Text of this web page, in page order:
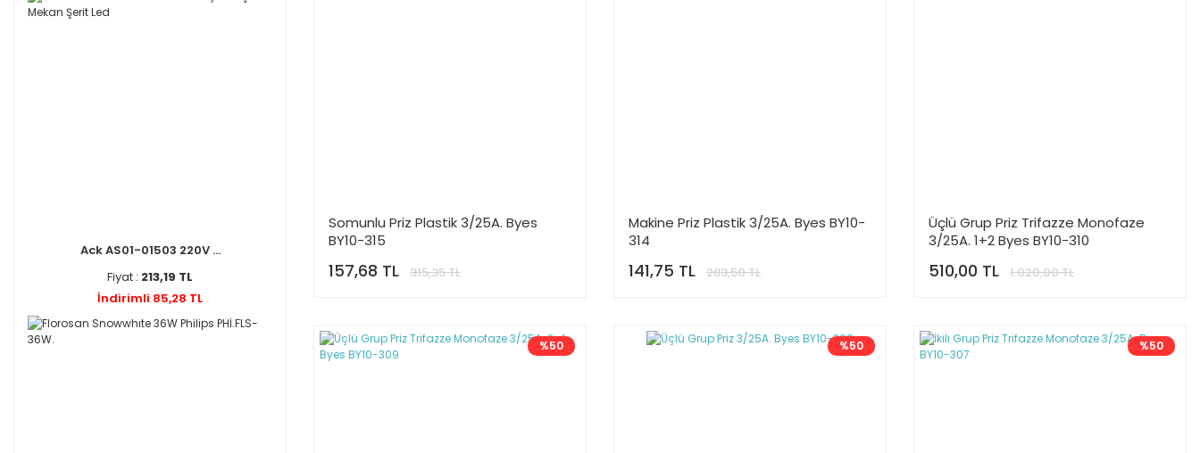
Ack AS01-01503 220V ...
Fiyat : 213,19 TL
İndirimli 85,28 TL
Somunlu Priz Plastik 3/25A. Byes
BY10-315
157,68 TL 315,35 TL
Makine Priz Plastik 3/25A. Byes BY10-
314
141,75 TL 283,50 TL
Üçlü Grup Priz Trifazze Monofaze
3/25A. 1+2 Byes BY10-310
510,00 TL 1.020,00 TL
%50 %50 %50